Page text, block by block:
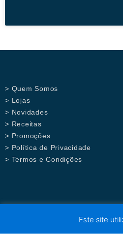
> Quem Somos
> Lojas
> Novidades
> Receitas
> Promoções
> Política de Privacidade
> Termos e Condições
Este site